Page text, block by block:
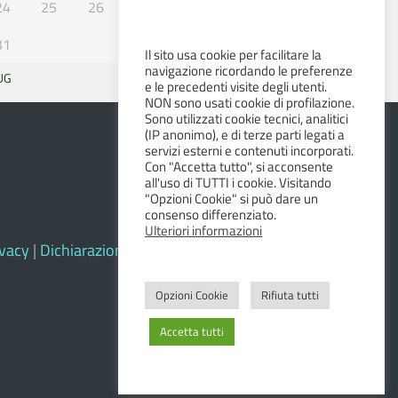
25 26
SET »
| Dichiarazione di accessibilità e feedback
Il sito usa cookie per facilitare la
navigazione ricordando le preferenze
e le precedenti visite degli utenti.
NON sono usati cookie di profilazione.
Sono utilizzati cookie tecnici, analitici
(IP anonimo), e di terze parti legati a
servizi esterni e contenuti incorporati.
Con "Accetta tutto", si acconsente
all'uso di TUTTI i cookie. Visitando
"Opzioni Cookie" si può dare un
consenso differenziato.
Ulteriori informazioni
Opzioni Cookie Rifiuta tutti
Accetta tutti